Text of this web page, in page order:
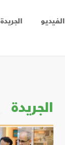
الفيديو
الجريدة
الجريدة